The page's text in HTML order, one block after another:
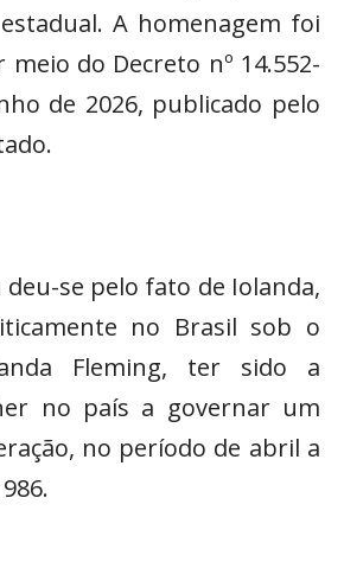
A homenagem foi
meio do Decreto nº 14.552-
de 2026, publicado pelo
se pelo fato de Iolanda,
no Brasil sob o
Fleming, ter sido a
no país a governar um
no período de abril a